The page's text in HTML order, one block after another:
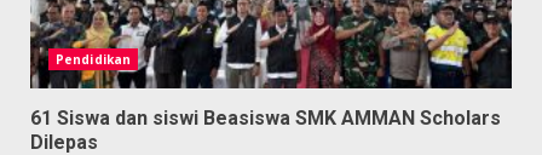
Pendidikan
61 Siswa dan siswi Beasiswa SMK AMMAN Scholars
Dilepas